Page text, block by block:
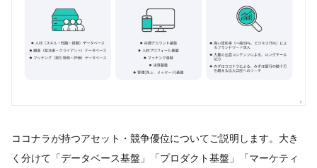
ココナラが持つアセット・競争優位についてご説明します。大き
く分けて「データベース基盤」「プロダクト基盤」「マーケティ